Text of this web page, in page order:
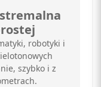
robotyki i
szybko i z